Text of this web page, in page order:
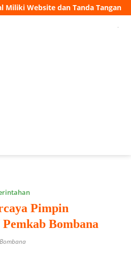
Elektronik 5 Orang Tewas
Pimpin
Bombana